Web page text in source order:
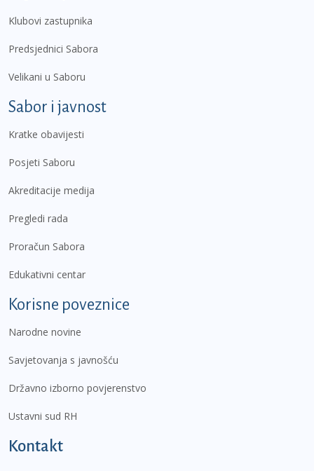
Klubovi zastupnika
Predsjednici Sabora
Velikani u Saboru
Sabor i javnost
Kratke obavijesti
Posjeti Saboru
Akreditacije medija
Pregledi rada
Proračun Sabora
Edukativni centar
Korisne poveznice
Narodne novine
Savjetovanja s javnošću
Državno izborno povjerenstvo
Ustavni sud RH
Kontakt